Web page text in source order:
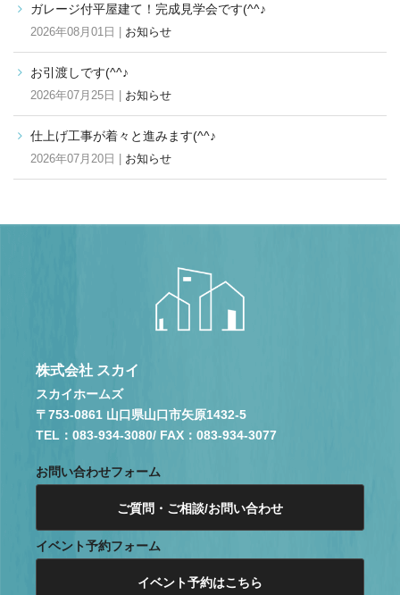
ガレージ付平屋建て！完成見学会です(^^♪
2026年08月01日 | お知らせ
お引渡しです(^^♪
2026年07月25日 | お知らせ
仕上げ工事が着々と進みます(^^♪
2026年07月20日 | お知らせ
株式会社 スカイ
スカイホームズ
〒753-0861 山口県山口市矢原1432-5
TEL：083-934-3080/ FAX：083-934-3077
お問い合わせフォーム
ご質問・ご相談/お問い合わせ
イベント予約フォーム
イベント予約はこちら